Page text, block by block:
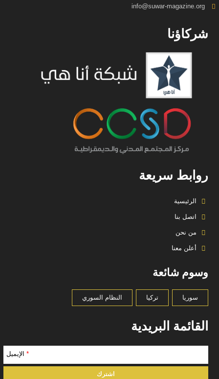
info@suwar-magazine.org
شركاؤنا
روابط سريعة
الرئيسية
اتصل بنا
من نحن
أعلن معنا
وسوم شائعة
سوريا تركيا النظام السوري
القائمة البريدية
* الإيميل